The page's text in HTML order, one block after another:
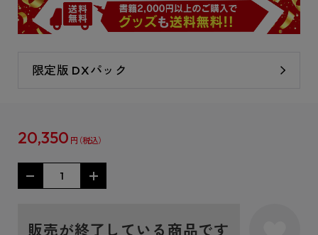
限定版 DXパック
20,350 円
販売が終了している商品です